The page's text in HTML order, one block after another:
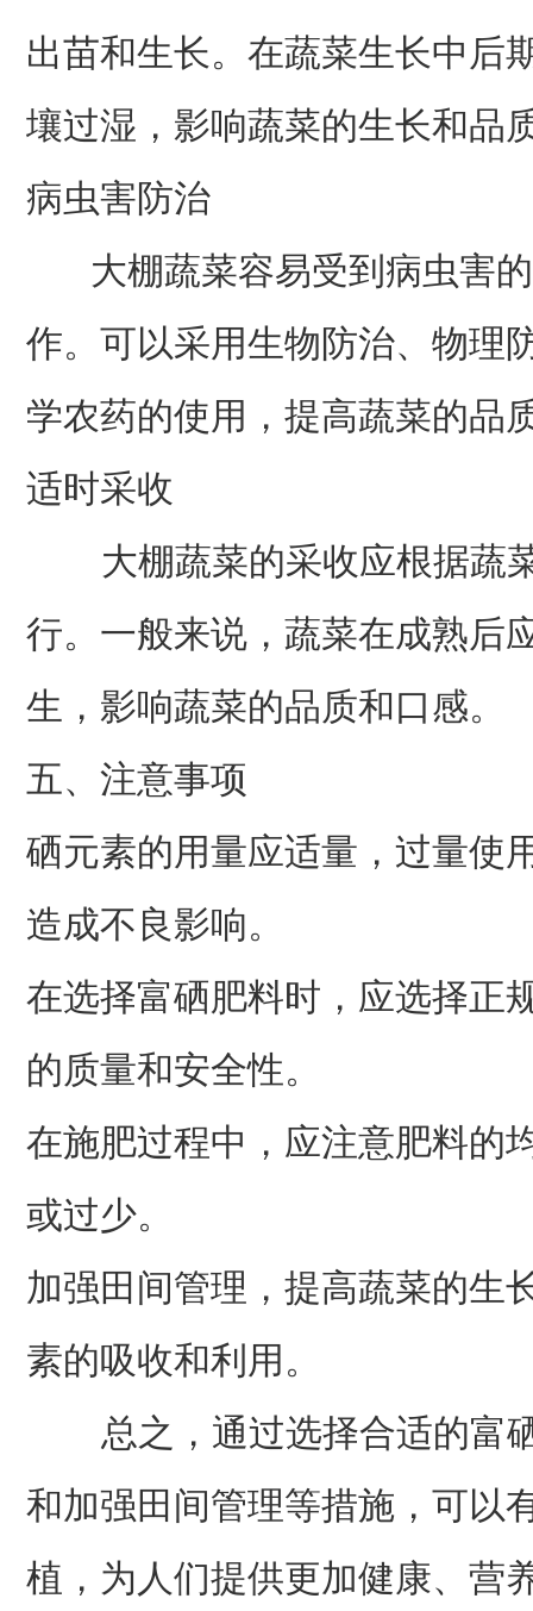
出苗和生长。在蔬菜生长中后
壤过湿，影响蔬菜的生长和品
病虫害防治
大棚蔬菜容易受到病虫害的
作。可以采用生物防治、物理
学农药的使用，提高蔬菜的品
适时采收
大棚蔬菜的采收应根据蔬
行。一般来说，蔬菜在成熟后
生，影响蔬菜的品质和口感。
五、注意事项
硒元素的用量应适量，过量使
造成不良影响。
在选择富硒肥料时，应选择正
的质量和安全性。
在施肥过程中，应注意肥料的
或过少。
加强田间管理，提高蔬菜的生
素的吸收和利用。
总之，通过选择合适的富
和加强田间管理等措施，可以
植，为人们提供更加健康、营